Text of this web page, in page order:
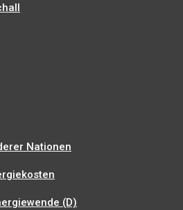
Nationen
(D)